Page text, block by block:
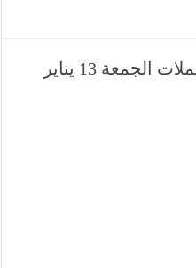
سعر اليورو مقابل أهم العملات الجمعة 13 يناير